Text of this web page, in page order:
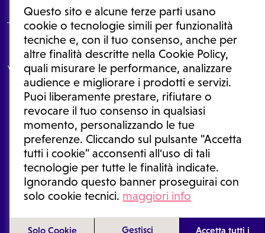
Questo sito e alcune terze parti usano
cookie o tecnologie simili per funzionalità
tecniche e, con il tuo consenso, anche per
altre finalità descritte nella Cookie Policy,
quali misurare le performance, analizzare
audience e migliorare i prodotti e servizi.
Puoi liberamente prestare, rifiutare o
revocare il tuo consenso in qualsiasi
momento, personalizzando le tue
preferenze. Cliccando sul pulsante "Accetta
tutti i cookie" acconsenti all'uso di tali
tecnologie per tutte le finalità indicate.
Ignorando questo banner proseguirai con
solo cookie tecnici. maggiori info
Solo Cookie Gestisci Accetta tutti i
Le informazioni proposte in questo sito non sono un consulto medico.
In nessun caso, queste informazioni sostituiscono un consulto, una
visita o una diagnosi formulata dal medico. Non si devono considerare
le informazioni disponibili come suggerimenti per la formulazione di
una diagnosi, la determinazione di un trattamento o l'assunzione o
sospensione di un farmaco senza prima consultare un medico di
medicina generale o uno specialista.
Condizioni di utilizzo|Privacy Policy |Gestione cookie
Ⓒ 2026 | Tutti i diritti riservati.